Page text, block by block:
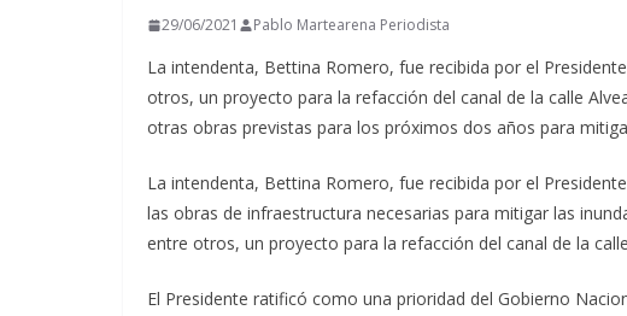
29/06/2021 Pablo Martearena Periodista
La intendenta, Bettina Romero, fue recibida por el
otros, un proyecto para la refacción del canal de la calle
otras obras previstas para los próximos dos años para
La intendenta, Bettina Romero, fue recibida por el
las obras de infraestructura necesarias para mitigar las
entre otros, un proyecto para la refacción del canal de la
El Presidente ratificó como una prioridad del Gobierno